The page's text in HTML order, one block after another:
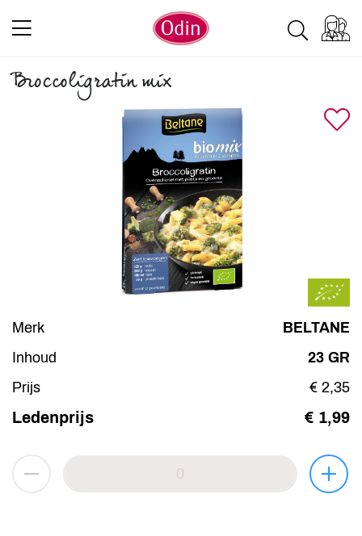
Broccoligratin mix
Merk
BELTANE
Inhoud
23 GR
Prijs
€ 2,35
Ledenprijs € 1,99